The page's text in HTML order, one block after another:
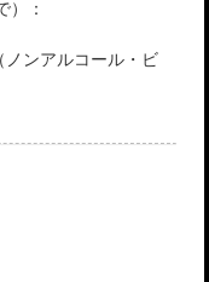
：
ンアルコール・ビ